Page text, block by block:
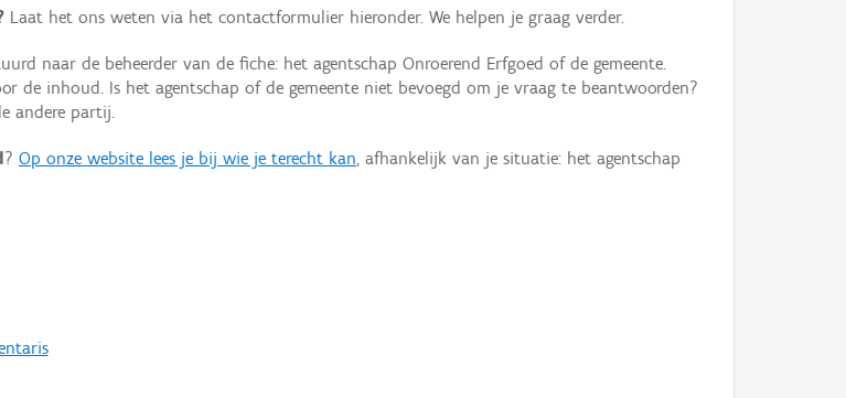
Laat het ons weten via het contactformulier hieronder. We helpen je graag verder.
naar de beheerder van de fiche: het agentschap Onroerend Erfgoed of de gemeente.
de inhoud. Is het agentschap of de gemeente niet bevoegd om je vraag te beantwoorden?
andere partij.
? Op onze website lees je bij wie je terecht kan, afhankelijk van je situatie: het agentschap